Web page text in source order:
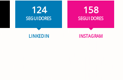
124
SEGUIDORES
LINKEDIN
158
SEGUIDORES
INSTAGRAM